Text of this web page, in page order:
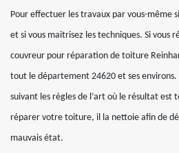
Pour effectuer les travaux par vous-même
et si vous maitrisez les techniques. Si vous
couvreur pour réparation de toiture
tout le département 24620 et ses environs.
suivant les règles de l’art où le résultat est
réparer votre toiture, il la nettoie afin de
mauvais état.